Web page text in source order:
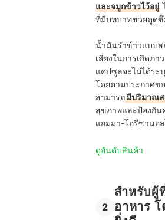
และจมูกข้าวไว้อยู่
ที่มีบทบาทช่วยดูดซึ
น้ำมันรำข้าวแบบส
เสี่ยงในการเกิดภ
แคปซูลจะไม่ได้ร
โดยตามประกาศข
สามารถมีปริมาณส
สุขภาพและป้องกัน
แกมมา-โอรีซานอ
ดูอันดับสินค้า
2
สำหรับผู้
อาหาร